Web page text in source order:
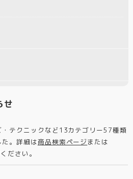
テクニックなど13カテゴリー57種類
。詳細は商品検索ページまたは
ださい。